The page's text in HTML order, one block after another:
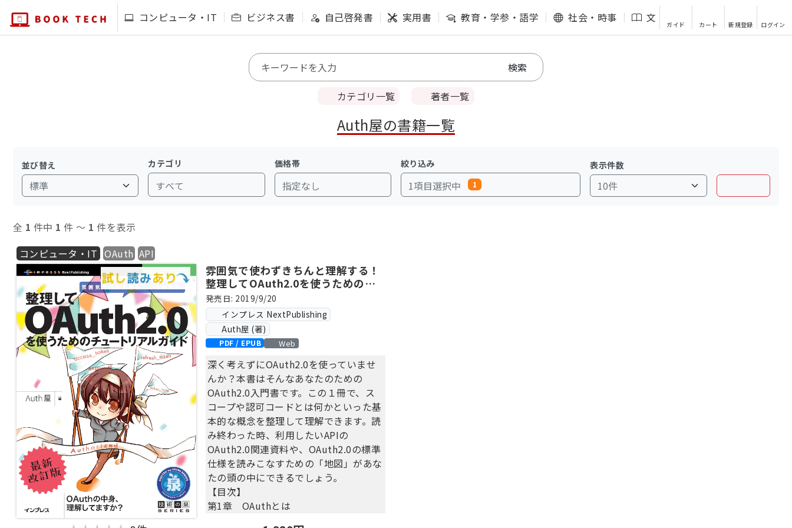
コンピュータ・IT ビジネス書 自己啓発書 実用書 教育・学参・語学 社会・時事 文芸・エッセイ
ガイド カート 新規登録 ログイン
カテゴリ一覧 著者一覧
Auth屋の書籍一覧
並び替え カテゴリ
すべて
価格帯
指定なし
絞り込み
1項目選択中 1
表示件数
全 1 件中 1 件 〜 1 件を表示
コンピュータ・IT OAuth API
雰囲気で使わずきちんと理解する！
整理してOAuth2.0を使うためのチ
ュートリアルガイド・最新改訂版
発売日: 2019/9/20
インプレス NextPublishing
Auth屋 (著)
PDF / EPUB Web
深く考えずにOAuth2.0を使っていませ
んか？本書はそんなあなたのための
OAuth2.0入門書です。この１冊で、ス
コープや認可コードとは何かといった基
本的な概念を整理して理解できます。読
み終わった時、利用したいAPIの
OAuth2.0関連資料や、OAuth2.0の標準
仕様を読みこなすための「地図」があな
たの頭の中にできるでしょう。
【目次】
第1章 OAuthとは